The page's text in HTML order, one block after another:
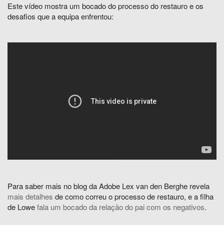
Este vídeo mostra um bocado do processo do restauro e os
desafios que a equipa enfrentou:
Para saber mais no blog da Adobe Lex van den Berghe revela
mais detalhes de como correu o processo de restauro, e a filha
de Lowefala um bocado da relação do pai com os negativos.